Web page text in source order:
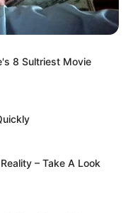
8 Sultriest Movie
– Take A Look